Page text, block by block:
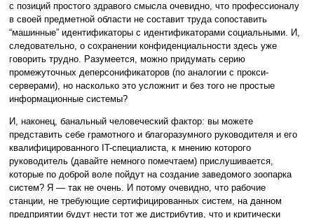
с позиций простого здравого смысла очевидно, что профессионалу
в своей предметной области не составит труда сопоставить
“машинные” идентификаторы с идентификаторами социальными. И,
следовательно, о сохранении конфиденциальности здесь уже
говорить трудно. Разумеется, можно придумать серию
промежуточных деперсонификаторов (по аналогии с прокси-
серверами), но насколько это усложнит и без того не простые
информационные системы?
И, наконец, банальный человеческий фактор: вы можете
представить себе грамотного и благоразумного руководителя и его
квалифицированного IT-специалиста, к мнению которого
руководитель (давайте немного помечтаем) прислушивается,
которые по доброй воле пойдут на создание заведомого зоопарка
систем? Я — так не очень. И потому очевидно, что рабочие
станции, не требующие сертифицированных систем, на данном
предприятии будут нести тот же дистрибутив, что и критически